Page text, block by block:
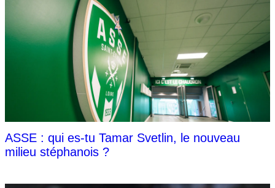
ASSE : qui es-tu Tamar Svetlin, le nouveau
milieu stéphanois ?